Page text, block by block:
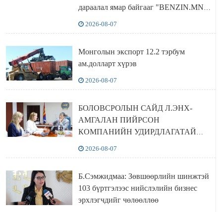
дараалал ямар байгааг "BENZIN.MN”
2026-08-07
Монголын экспорт 12.2 тэрбум
ам.долларт хүрэв
2026-08-07
БОЛОВСРОЛЫН САЙД Л.ЭНХ-
АМГАЛАН ПИЙРСОН
КОМПАНИЙН УДИРДЛАГАТАЙ
2026-08-07
Б.Сэмжидмаа: Зөвшөөрлийн шинжтэй
103 бүртгэлээс нийслэлийн бизнес
эрхлэгчдийг чөлөөллөө